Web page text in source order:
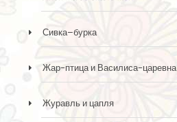
Сивка–бурка
Жар-птица и Василиса-царевна
Журавль и цапля